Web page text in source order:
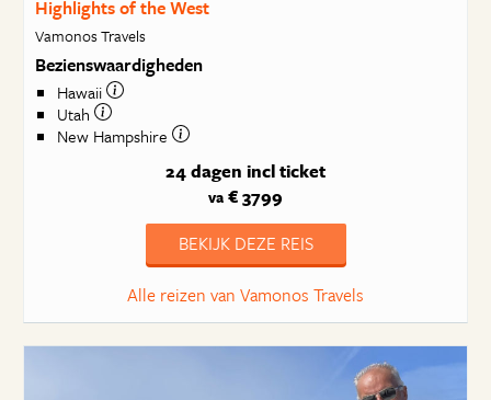
Highlights of the West
Vamonos Travels
Bezienswaardigheden
Hawaii
Utah
New Hampshire
24 dagen incl ticket
va € 3799
BEKIJK DEZE REIS
Alle reizen van Vamonos Travels